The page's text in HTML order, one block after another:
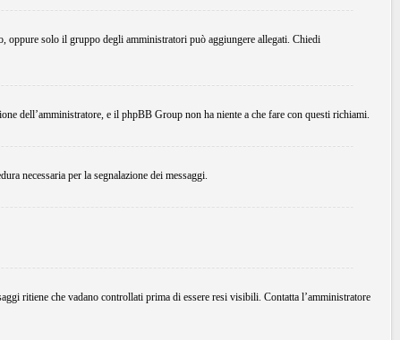
oppure solo il gruppo degli amministratori può aggiungere allegati. Chiedi
dell’amministratore, e il phpBB Group non ha niente a che fare con questi richiami.
necessaria per la segnalazione dei messaggi.
ritiene che vadano controllati prima di essere resi visibili. Contatta l’amministratore